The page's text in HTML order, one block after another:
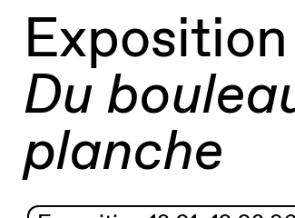
Du
planche